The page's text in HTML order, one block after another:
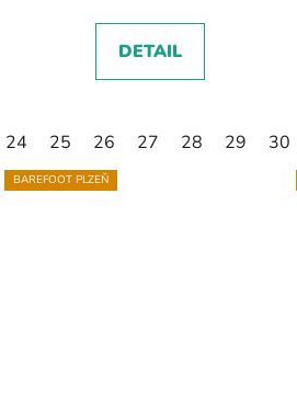
31
DETAIL
24 25 26 27 28 29 30
BAREFOOT PLZEŇ